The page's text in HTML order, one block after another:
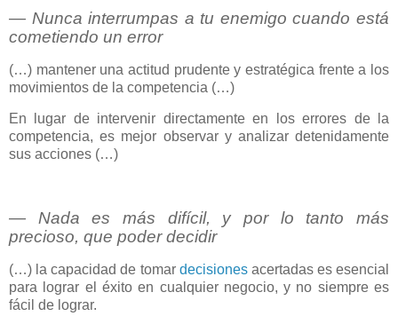
― Nunca interrumpas a tu enemigo cuando está
cometiendo un error
(…) mantener una actitud prudente y estratégica frente a los
movimientos de la competencia (…)
En lugar de intervenir directamente en los errores de la
competencia, es mejor observar y analizar detenidamente
sus acciones (…)
― Nada es más difícil, y por lo tanto más
precioso, que poder decidir
(…) la capacidad de tomar decisionesacertadas es esencial
para lograr el éxito en cualquier negocio, y no siempre es
fácil de lograr.